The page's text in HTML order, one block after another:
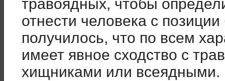
травоядных, чтобы
отнести человека с
получилось, что по всем
имеет явное сходство с
хищниками или всеядными.